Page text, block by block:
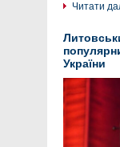
Читати
України